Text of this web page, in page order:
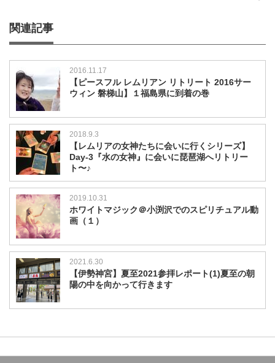
関連記事
2016.11.17
【ピースフル レムリアン リトリート 2016サー
ウィン 磐梯山】１福島県に到着の巻
2018.9.3
【レムリアの女神たちに会いに行くシリーズ】
Day-3『水の女神』に会いに琵琶湖へリトリー
ト〜♪
2019.10.31
ホワイトマジック＠小渕沢でのスピリチュアル動
画（１）
2021.6.30
【伊勢神宮】夏至2021参拝レポート(1)夏至の朝
陽の中を向かって行きます